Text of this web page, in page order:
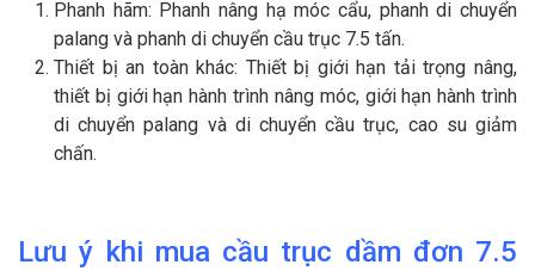
Phanh hãm: Phanh nâng hạ móc cẩu, phanh di chuyển
palang và phanh di chuyển cầu trục 7.5 tấn.
Thiết bị an toàn khác: Thiết bị giới hạn tải trọng nâng,
thiết bị giới hạn hành trình nâng móc, giới hạn hành trình
di chuyển palang và di chuyển cầu trục, cao su giảm
chấn.
Lưu ý khi mua cầu trục dầm đơn 7.5